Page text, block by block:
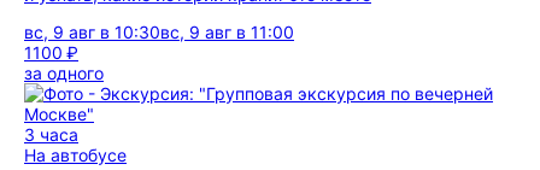
вс, 9 авг в 10:30вс, 9 авг в 11:00
1100 ₽
за одного
3 часа
На автобусе